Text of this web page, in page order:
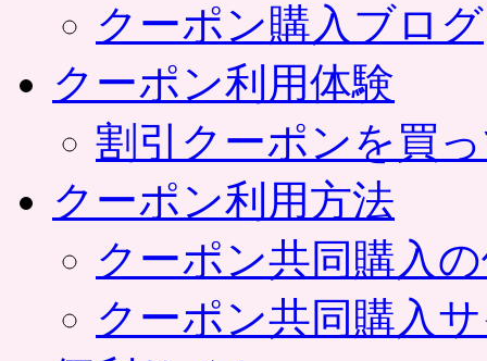
クーポン購入ブログ
クーポン利用体験
割引クーポンを買
クーポン利用方法
クーポン共同購入
クーポン共同購入